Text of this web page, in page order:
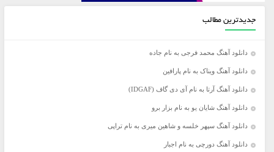
جدیدترین مطالب
دانلود آهنگ محمد فرجی به نام جاده
دانلود آهنگ ویناک به نام پارافین
دانلود آهنگ آرتا به نام آی دی گاف (IDGAF)
دانلود آهنگ شایان یو به نام بزار برو
دانلود آهنگ سپهر خلسه و شاهین میری به نام تراپی
دانلود آهنگ دورچی به نام اجبار